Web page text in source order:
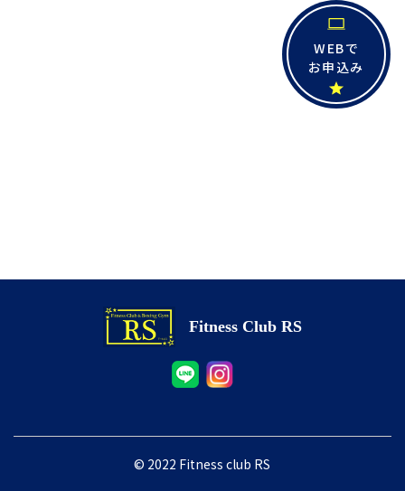
WEBで
お申込み
Fitness Club RS
© 2022 Fitness club RS